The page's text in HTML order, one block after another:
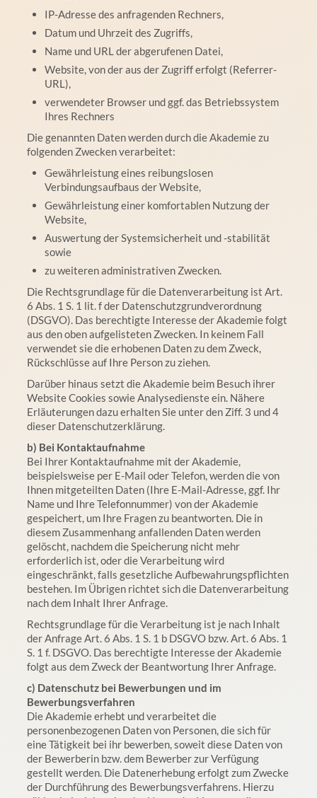
IP-Adresse des anfragenden Rechners,
Datum und Uhrzeit des Zugriffs,
Name und URL der abgerufenen Datei,
Website, von der aus der Zugriff erfolgt (Referrer-
URL),
verwendeter Browser und ggf. das Betriebssystem
Ihres Rechners
Die genannten Daten werden durch die Akademie zu
folgenden Zwecken verarbeitet:
Gewährleistung eines reibungslosen
Verbindungsaufbaus der Website,
Gewährleistung einer komfortablen Nutzung der
Website,
Auswertung der Systemsicherheit und -stabilität
sowie
zu weiteren administrativen Zwecken.
Die Rechtsgrundlage für die Datenverarbeitung ist Art.
6 Abs. 1 S. 1 lit. f der Datenschutzgrundverordnung
(DSGVO). Das berechtigte Interesse der Akademie folgt
aus den oben aufgelisteten Zwecken. In keinem Fall
verwendet sie die erhobenen Daten zu dem Zweck,
Rückschlüsse auf Ihre Person zu ziehen.
Darüber hinaus setzt die Akademie beim Besuch ihrer
Website Cookies sowie Analysedienste ein. Nähere
Erläuterungen dazu erhalten Sie unter den Ziff. 3 und 4
dieser Datenschutzerklärung.
b) Bei Kontaktaufnahme
Bei Ihrer Kontaktaufnahme mit der Akademie,
beispielsweise per E-Mail oder Telefon, werden die von
Ihnen mitgeteilten Daten (Ihre E-Mail-Adresse, ggf. Ihr
Name und Ihre Telefonnummer) von der Akademie
gespeichert, um Ihre Fragen zu beantworten. Die in
diesem Zusammenhang anfallenden Daten werden
gelöscht, nachdem die Speicherung nicht mehr
erforderlich ist, oder die Verarbeitung wird
eingeschränkt, falls gesetzliche Aufbewahrungspflichten
bestehen. Im Übrigen richtet sich die Datenverarbeitung
nach dem Inhalt Ihrer Anfrage.
Rechtsgrundlage für die Verarbeitung ist je nach Inhalt
der Anfrage Art. 6 Abs. 1 S. 1 b DSGVO bzw. Art. 6 Abs. 1
S. 1 f. DSGVO. Das berechtigte Interesse der Akademie
folgt aus dem Zweck der Beantwortung Ihrer Anfrage.
c) Datenschutz bei Bewerbungen und im
Bewerbungsverfahren
Die Akademie erhebt und verarbeitet die
personenbezogenen Daten von Personen, die sich für
eine Tätigkeit bei ihr bewerben, soweit diese Daten von
der Bewerberin bzw. dem Bewerber zur Verfügung
gestellt werden. Die Datenerhebung erfolgt zum Zwecke
der Durchführung des Bewerbungsverfahrens. Hierzu